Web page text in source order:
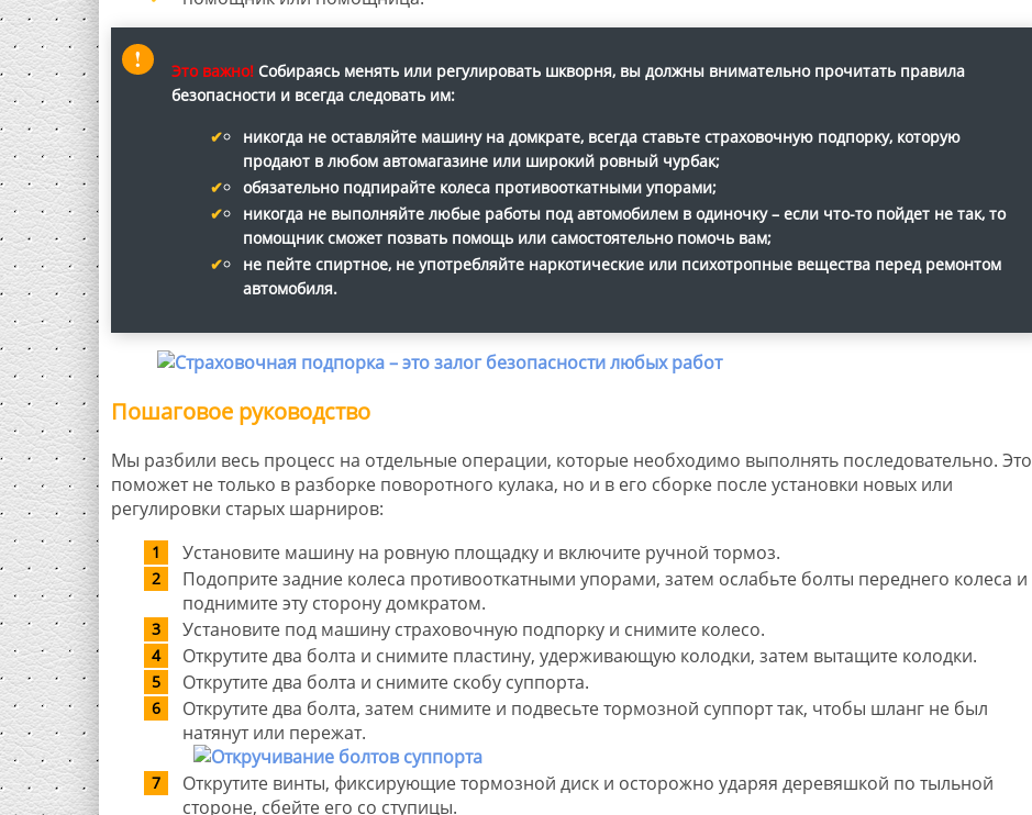
Это важно! Собираясь менять или регулировать шкворня, вы должны внимательно прочитать правила
безопасности и всегда следовать им:
никогда не оставляйте машину на домкрате, всегда ставьте страховочную подпорку, которую
продают в любом автомагазине или широкий ровный чурбак;
обязательно подпирайте колеса противооткатными упорами;
никогда не выполняйте любые работы под автомобилем в одиночку – если что-то пойдет не так, то
помощник сможет позвать помощь или самостоятельно помочь вам;
не пейте спиртное, не употребляйте наркотические или психотропные вещества перед ремонтом
автомобиля.
Пошаговое руководство
Мы разбили весь процесс на отдельные операции, которые необходимо выполнять последовательно. Это
поможет не только в разборке поворотного кулака, но и в его сборке после установки новых или
регулировки старых шарниров:
Установите машину на ровную площадку и включите ручной тормоз.
Подоприте задние колеса противооткатными упорами, затем ослабьте болты переднего колеса и
поднимите эту сторону домкратом.
Установите под машину страховочную подпорку и снимите колесо.
Открутите два болта и снимите пластину, удерживающую колодки, затем вытащите колодки.
Открутите два болта и снимите скобу суппорта.
Открутите два болта, затем снимите и подвесьте тормозной суппорт так, чтобы шланг не был
натянут или пережат.
Открутите винты, фиксирующие тормозной диск и осторожно ударяя деревяшкой по тыльной
стороне, сбейте его со ступицы.